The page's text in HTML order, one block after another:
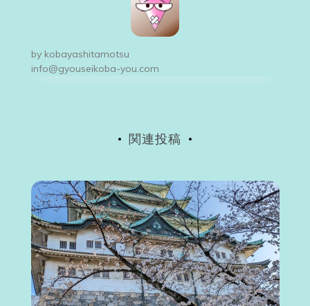
ー
シ
by kobayashitamotsu
info@gyouseikoba-you.com
関連投稿